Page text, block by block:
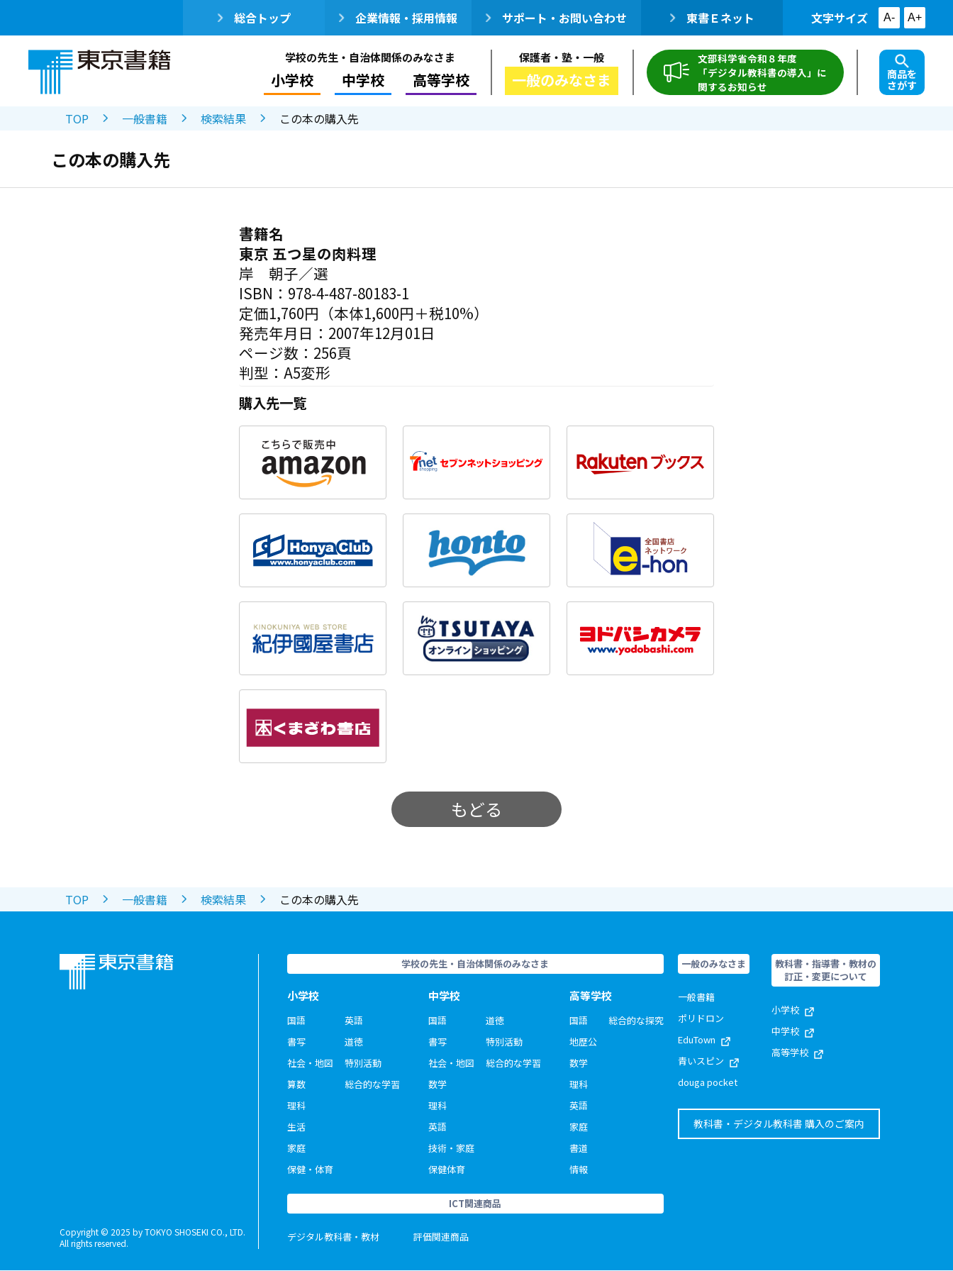
総合トップ 企業情報・採用情報 サポート・お問い合わせ 東書Ｅネット 文字サイズ A- A+
学校の先生・自治体関係のみなさま
小学校 中学校 高等学校
保護者・塾・一般
一般のみなさま
文部科学省令和８年度
「デジタル教科書の導入」に
関するお知らせ
商品を
さがす
TOP 一般書籍 検索結果 この本の購入先
この本の購入先
書籍名
東京 五つ星の肉料理
岸 朝子／選
ISBN：978-4-487-80183-1
定価1,760円（本体1,600円＋税10%）
発売年月日：2007年12月01日
ページ数：256頁
判型：A5変形
購入先一覧
もどる
TOP 一般書籍 検索結果 この本の購入先
Copyright © 2025 by TOKYO SHOSEKI CO., LTD.
All rights reserved.
学校の先生・自治体関係のみなさま
小学校
国語
書写
社会・地図
算数
理科
生活
家庭
保健・体育
英語
道徳
特別活動
総合的な学習
中学校
国語
書写
社会・地図
数学
理科
英語
技術・家庭
保健体育
道徳
特別活動
総合的な学習
高等学校
国語
地歴公
数学
理科
英語
家庭
書道
情報
総合的な探究
ICT関連商品
デジタル教科書・教材 評価関連商品
一般のみなさま
一般書籍
ポリドロン
EduTown
青いスピン
douga pocket
教科書・指導書・教材の
訂正・変更について
小学校
中学校
高等学校
教科書・デジタル教科書 購入のご案内